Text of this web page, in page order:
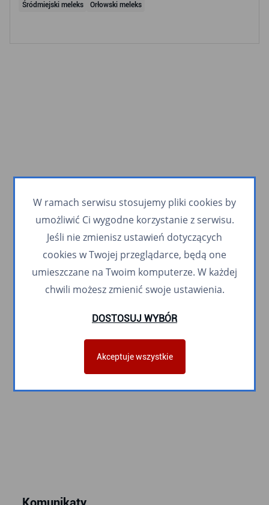
Śródmiejski meleks Orłowski meleks
W ramach serwisu stosujemy pliki cookies by
umożliwić Ci wygodne korzystanie z serwisu.
Jeśli nie zmienisz ustawień dotyczących
cookies w Twojej przeglądarce, będą one
umieszczane na Twoim komputerze. W każdej
chwili możesz zmienić swoje ustawienia.
DOSTOSUJ WYBÓR
Akceptuje wszystkie